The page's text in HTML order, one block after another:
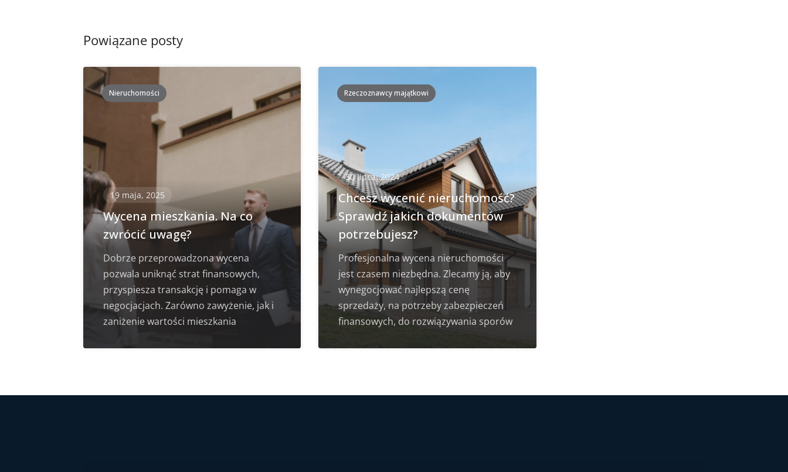
Powiązane posty
Nieruchomości
19 maja, 2025
Wycena mieszkania. Na co
zwrócić uwagę?
Dobrze przeprowadzona wycena
pozwala uniknąć strat finansowych,
przyspiesza transakcję i pomaga w
negocjacjach. Zarówno zawyżenie, jak i
zaniżenie wartości mieszkania
Rzeczoznawcy majątkowi
30 lipca, 2024
Chcesz wycenić nieruchomość?
Sprawdź jakich dokumentów
potrzebujesz?
Profesjonalna wycena nieruchomości
jest czasem niezbędna. Zlecamy ją, aby
wynegocjować najlepszą cenę
sprzedaży, na potrzeby zabezpieczeń
finansowych, do rozwiązywania sporów